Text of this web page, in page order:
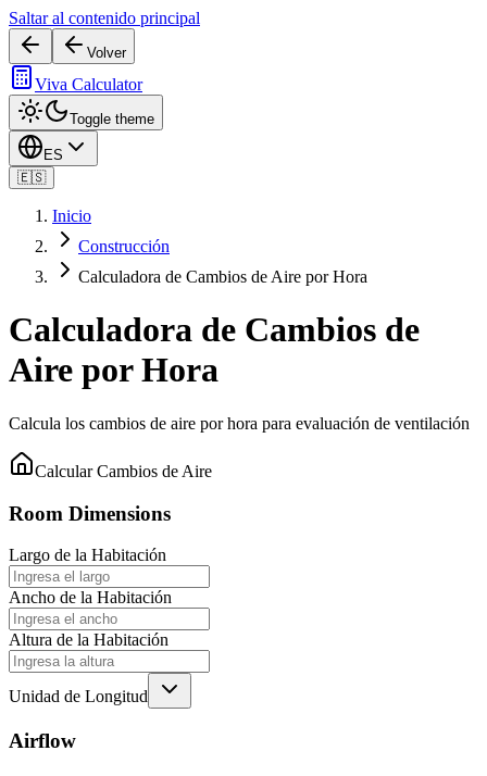
Saltar al contenido principal
Volver
Viva Calculator
Toggle theme
ES
🇪🇸
Inicio
Construcción
Calculadora de Cambios de Aire por Hora
Calculadora de Cambios de
Aire por Hora
Calcula los cambios de aire por hora para evaluación de ventilación
Calcular Cambios de Aire
Room Dimensions
Largo de la Habitación
Ancho de la Habitación
Altura de la Habitación
Unidad de Longitud
Airflow